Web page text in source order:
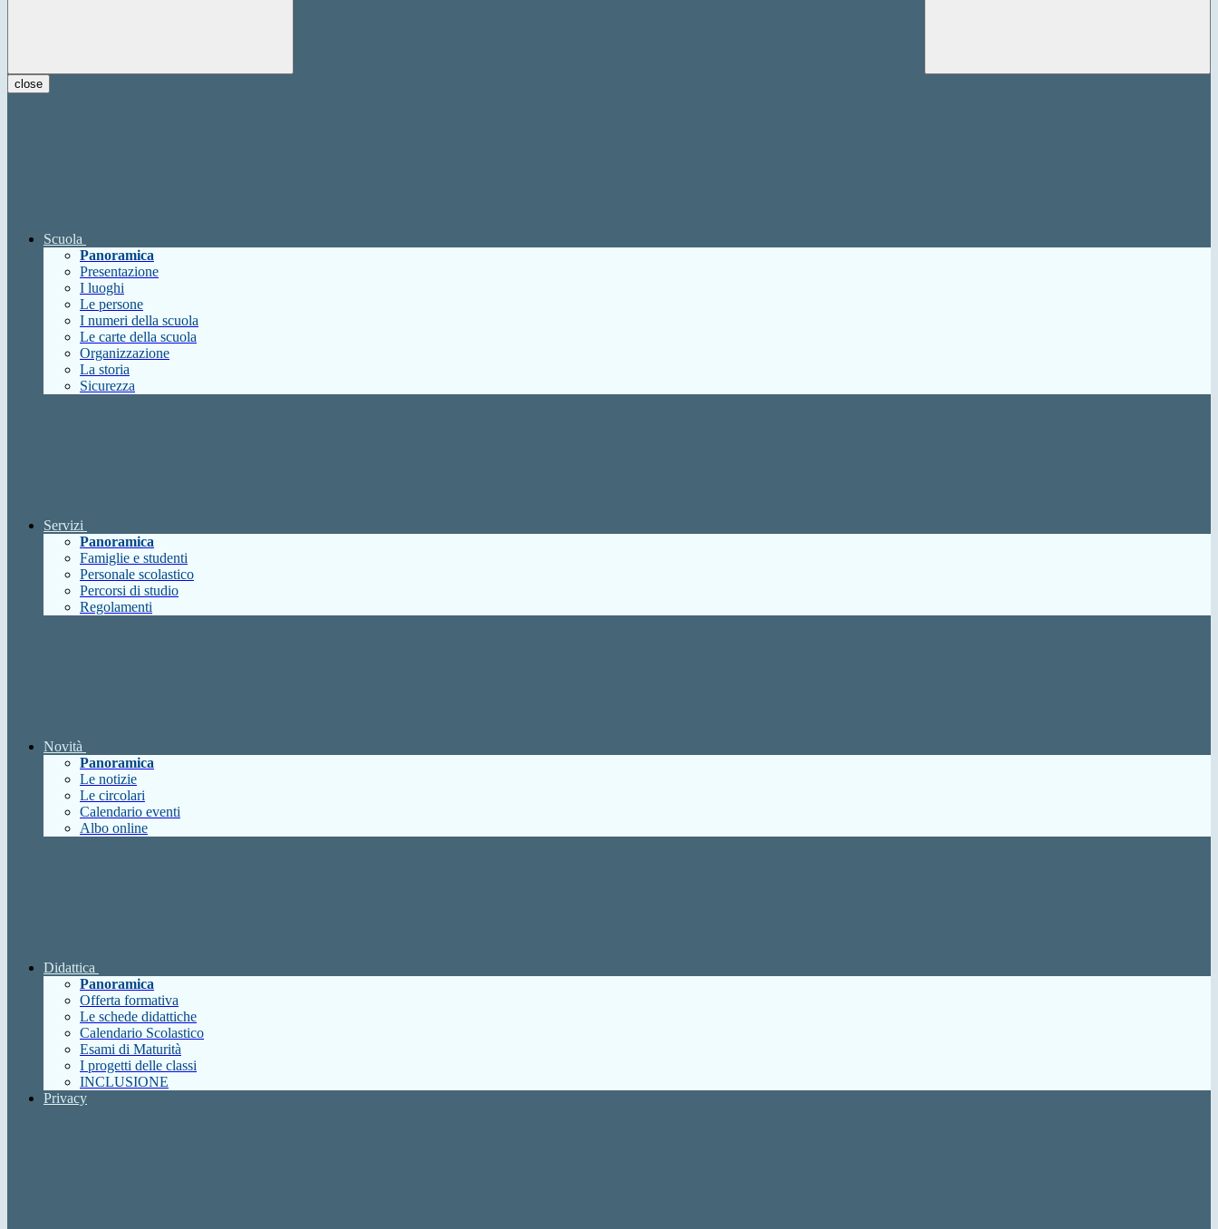
close
Scuola
Panoramica
Presentazione
I luoghi
Le persone
I numeri della scuola
Le carte della scuola
Organizzazione
La storia
Sicurezza
Servizi
Panoramica
Famiglie e studenti
Personale scolastico
Percorsi di studio
Regolamenti
Novità
Panoramica
Le notizie
Le circolari
Calendario eventi
Albo online
Didattica
Panoramica
Offerta formativa
Le schede didattiche
Calendario Scolastico
Esami di Maturità
I progetti delle classi
INCLUSIONE
Privacy